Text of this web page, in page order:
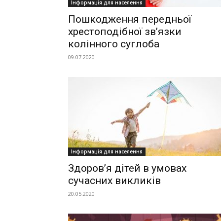
Інформація для населення
Пошкодження передньої
хрестоподібної зв’язки
колінного суглоба
09.07.2020
Інформація для населення
Здоров’я дітей в умовах
сучасних викликів
20.05.2020